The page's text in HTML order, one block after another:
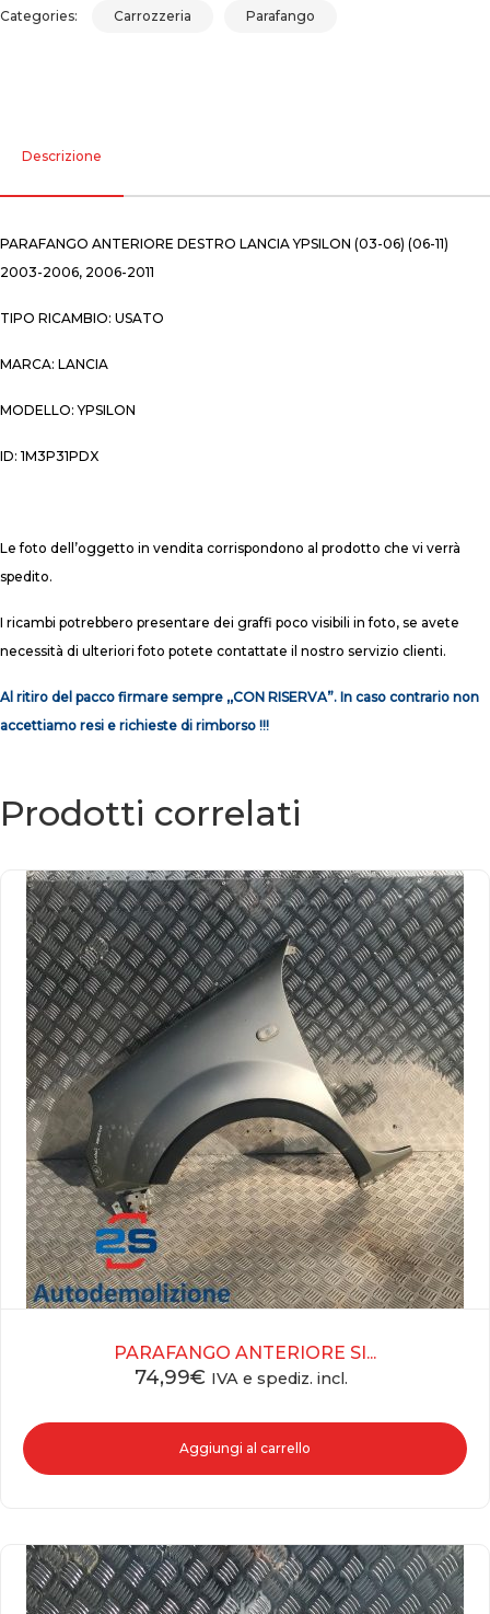
Categories: Carrozzeria Parafango
Descrizione
PARAFANGO ANTERIORE DESTRO LANCIA YPSILON (03-06) (06-11)
2003-2006, 2006-2011
TIPO RICAMBIO: USATO
MARCA: LANCIA
MODELLO: YPSILON
ID: 1M3P31PDX
Le foto dell’oggetto in vendita corrispondono al prodotto che vi verrà
spedito.
I ricambi potrebbero presentare dei graffi poco visibili in foto, se avete
necessità di ulteriori foto potete contattate il nostro servizio clienti.
Al ritiro del pacco firmare sempre ,,CON RISERVA”. In caso contrario non
accettiamo resi e richieste di rimborso !!!
Prodotti correlati
PARAFANGO ANTERIORE SI...
74,99€ IVA e spediz. incl.
Aggiungi al carrello